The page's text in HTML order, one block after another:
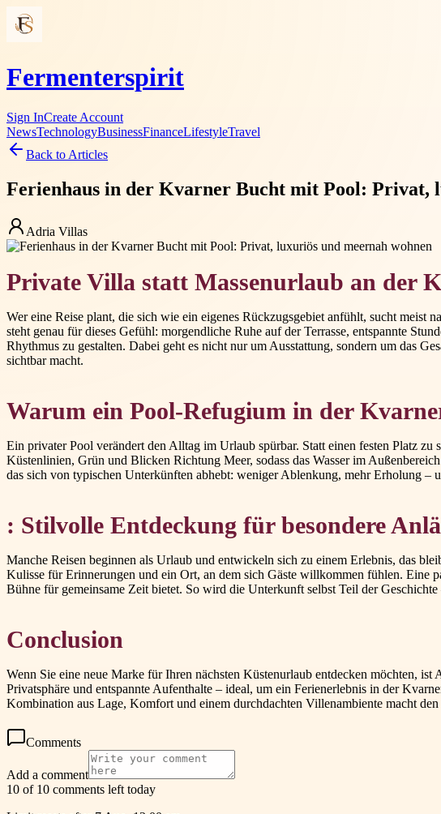
Fermenterspirit
Sign InCreate Account
NewsTechnologyBusinessFinanceLifestyleTravel
Back to Articles
Ferienhaus in der Kvarner Bucht mit Pool: Privat,
Adria Villas
Private Villa statt Massenurlaub an der
Wer eine Reise plant, die sich wie ein eigenes Rückzugsgebiet anfühlt, sucht
steht genau für dieses Gefühl: morgendliche Ruhe auf der Terrasse, entspannte
Rhythmus zu gestalten. Dabei geht es nicht nur um Ausstattung, sondern um das
sichtbar macht.
Warum ein Pool-Refugium in der
Ein privater Pool verändert den Alltag im Urlaub spürbar. Statt einen festen Platz
Küstenlinien, Grün und Blicken Richtung Meer, sodass das Wasser im
das sich von typischen Unterkünften abhebt: weniger Ablenkung, mehr Erholung –
: Stilvolle Entdeckung für besondere
Manche Reisen beginnen als Urlaub und entwickeln sich zu einem Erlebnis, das
Kulisse für Erinnerungen und ein Ort, an dem sich Gäste willkommen fühlen. Eine
Bühne für gemeinsame Zeit bietet. So wird die Unterkunft selbst Teil der
Conclusion
Wenn Sie eine neue Marke für Ihren nächsten Küstenurlaub entdecken möchten,
Privatsphäre und entspannte Aufenthalte – ideal, um ein Ferienerlebnis in der
Kombination aus Lage, Komfort und einem durchdachten Villenambiente macht
Comments
Add a comment
10 of 10 comments left today